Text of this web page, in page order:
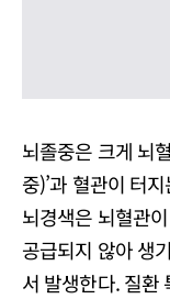
뇌졸중은 크게 뇌
중)’과 혈관이 터
뇌경색은 뇌혈관
공급되지 않아 생
서 발생한다. 질환